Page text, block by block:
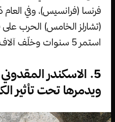
فرنسا (فرانسيس)، وفي العام
(تشارلز الخامس) الحرب على
استمر 5 سنوات وخلّف آلاف القتلى.
5. الاسكندر
ويدمرها تحت تأثير